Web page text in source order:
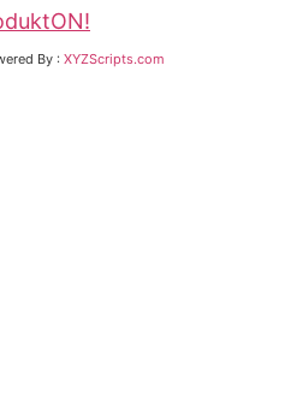
By : XYZScripts.com